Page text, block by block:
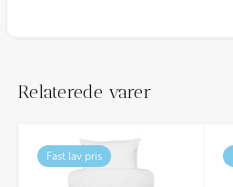
Relaterede varer
Fast lav pris